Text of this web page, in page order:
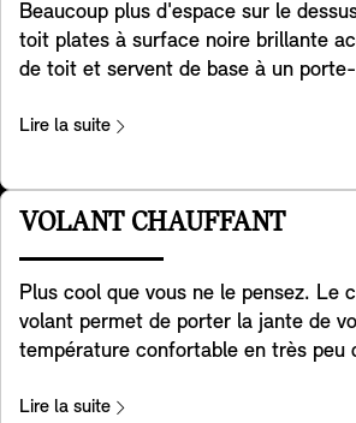
de détresse de votre MINI. Enfin, il
vous ouvrez la porte pour sortir de
de risque de collision avec le trafic
équipement ne fournissent une
conducteur qu'incombe la
d'adapter sa conduite aux conditions
réglementations nationales.
Beaucoup plus d'espace sur le
toit plates à surface noire brillante
de toit et servent de base à un
vélos, des coffres, des skis, des
Lire la suite
VOLANT CHAUFFANT
Plus cool que vous ne le pensez. Le
volant permet de porter la jante de
température confortable en très peu
pendant que vous conduisez, ce qui
Lire la suite